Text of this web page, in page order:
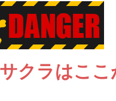
クラはこ